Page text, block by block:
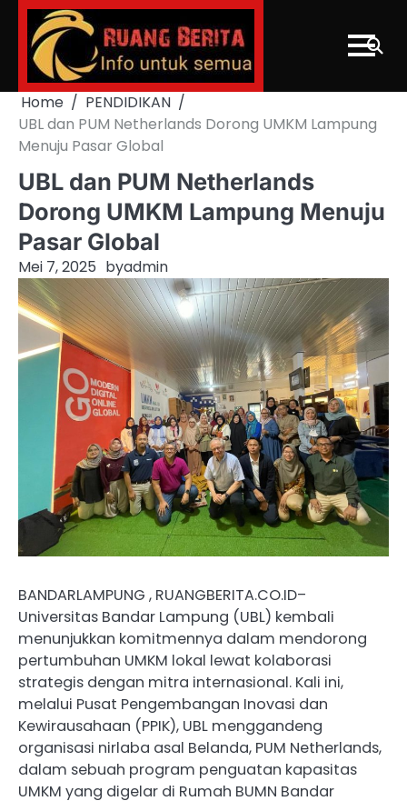
Skip
content
Home
PENDIDIKAN
UBL dan PUM Netherlands Dorong UMKM Lampung
Menuju Pasar Global
UBL dan PUM Netherlands
Dorong UMKM Lampung Menuju
Pasar Global
Mei 7, 2025 byadmin
BANDARLAMPUNG , RUANGBERITA.CO.ID–
Universitas Bandar Lampung (UBL) kembali
menunjukkan komitmennya dalam mendorong
pertumbuhan UMKM lokal lewat kolaborasi
strategis dengan mitra internasional. Kali ini,
melalui Pusat Pengembangan Inovasi dan
Kewirausahaan (PPIK), UBL menggandeng
organisasi nirlaba asal Belanda, PUM Netherlands,
dalam sebuah program penguatan kapasitas
UMKM yang digelar di Rumah BUMN Bandar